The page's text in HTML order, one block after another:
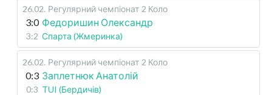
26.02. Регулярний чемпіонат 2 Коло
3:0 Федоришин Олександр
3:2 Спарта (Жмеринка)
26.02. Регулярний чемпіонат 2 Коло
0:3 Заплетнюк Анатолій
0:3 TUI (Бердичів)